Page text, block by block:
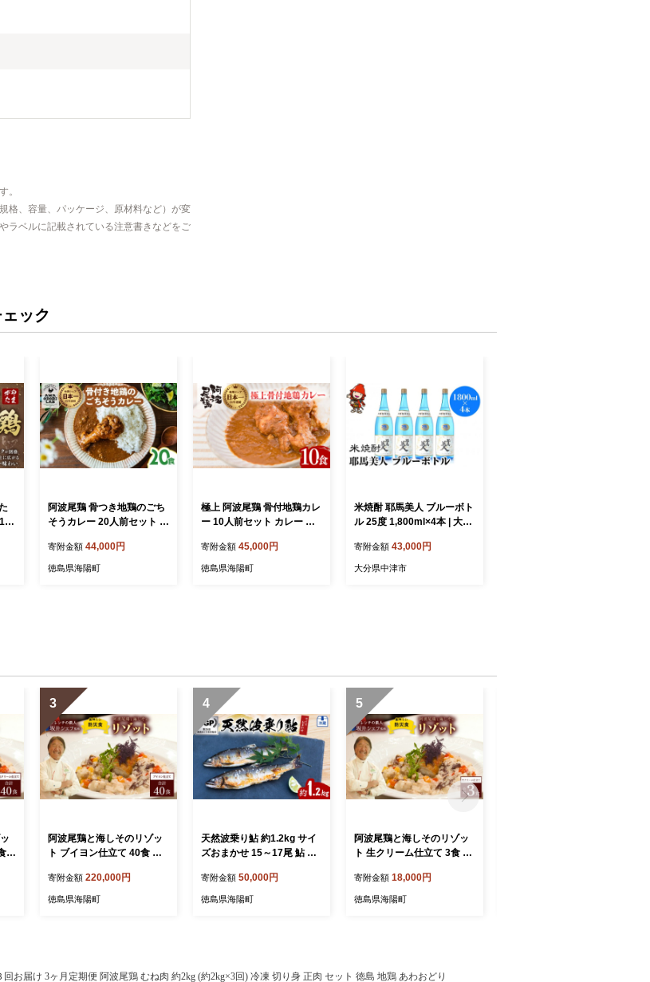
。
格、容量、パッケージ、原材料など）が変
ラベルに記載されている注意書きなどをご
ック
阿波尾鶏 骨つき地鶏のごち
そうカレー 20人前セット カ
食入り 阿波尾鶏のごちそう
カレー 徳島 地鶏 あわおど
寄附金額 44,000円
徳島県海陽町
極上 阿波尾鶏 骨付地鶏カレ
ー 10人前セット カレー レ
極上阿波尾鶏骨付地鶏カレ
ー 徳島 地鶏 あわおどり
寄附金額 45,000円
徳島県海陽町
米焼酎 耶馬美人 ブルーボト
ル 25度 1,800ml×4本 | 大分
ルコール 大分県産 九州産
中津市 国産 送料無料
寄附金額 43,000円
大分県中津市
3
阿波尾鶏と海しそのリゾッ
ト ブイヨン仕立て 40食 セ
寄附金額 220,000円
徳島県海陽町
4
天然波乗り鮎 約1.2kg サイ
ズおまかせ 15～17尾 鮎 天
清流 海部川 川魚 冷蔵
寄附金額 50,000円
徳島県海陽町
5
阿波尾鶏と海しそのリゾッ
ト 生クリーム仕立て 3食 セ
食
寄附金額 18,000円
徳島県海陽町
お届け 3ヶ月定期便 阿波尾鶏 むね肉 約2kg (約2kg×3回) 冷凍 切り身 正肉 セット 徳島 地鶏 あわおどり